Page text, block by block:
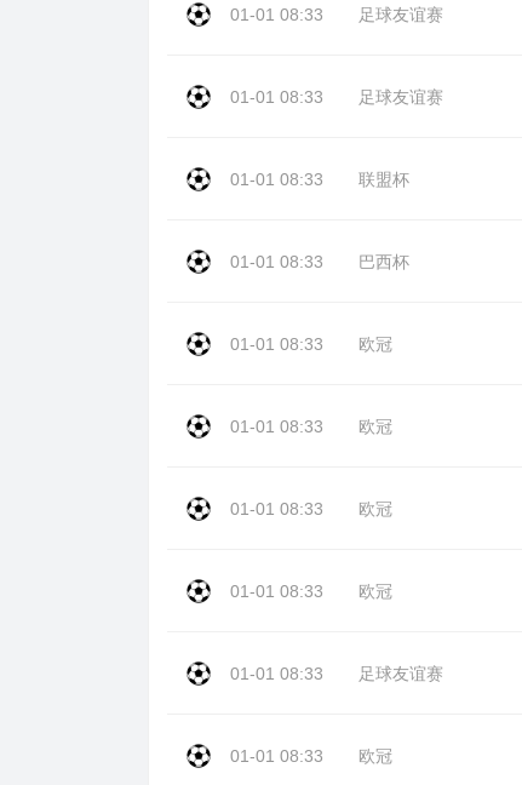
01-01 08:33 足球友谊赛
01-01 08:33 足球友谊赛
01-01 08:33 联盟杯
01-01 08:33 巴西杯
01-01 08:33 欧冠
01-01 08:33 欧冠
01-01 08:33 欧冠
01-01 08:33 欧冠
01-01 08:33 足球友谊赛
01-01 08:33 欧冠